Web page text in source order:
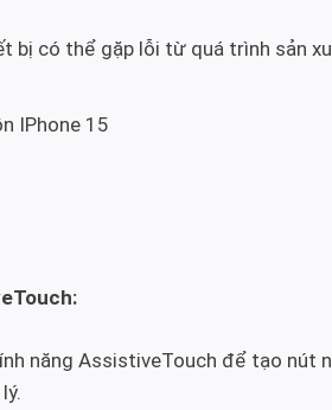
bị có thể gặp lỗi từ quá trình sản
IPhone 15
năng AssistiveTouch để tạo nút